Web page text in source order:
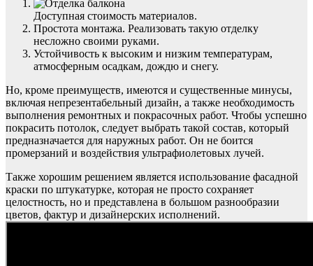
Доступная стоимость материалов.
Простота монтажа. Реализовать такую отделку
несложно своими руками.
Устойчивость к высоким и низким температурам,
атмосферным осадкам, дождю и снегу.
Но, кроме преимуществ, имеются и существенные минусы,
включая непрезентабельный дизайн, а также необходимость
выполнения ремонтных и покрасочных работ. Чтобы успешно
покрасить потолок, следует выбрать такой состав, который
предназначается для наружных работ. Он не боится
промерзаний и воздействия ультрафиолетовых лучей.
Также хорошим решением является использование фасадной
краски по штукатурке, которая не просто сохраняет
целостность, но и представлена в большом разнообразии
цветов, фактур и дизайнерских исполнений.